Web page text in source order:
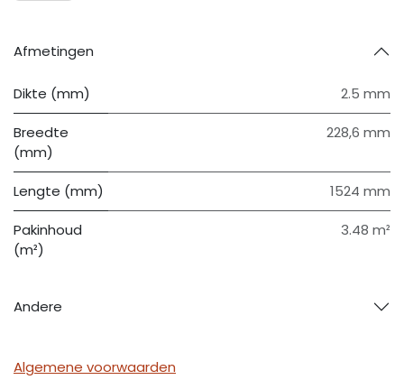
Afmetingen
Dikte (mm) 2.5 mm
Breedte
(mm)
228,6 mm
Lengte (mm) 1524 mm
Pakinhoud
(m²)
3.48 m²
Andere
Algemene voorwaarden